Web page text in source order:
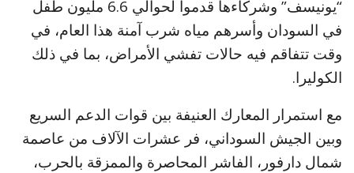
“يونيسف” وشركاءها قدموا لحوالي 6.6 مليون طفل
في السودان وأسرهم مياه شرب آمنة هذا العام، في
وقت تتفاقم فيه حالات تفشي الأمراض، بما في ذلك
الكوليرا.
مع استمرار المعارك العنيفة بين قوات الدعم السريع
وبين الجيش السوداني، فر عشرات الآلاف من عاصمة
شمال دارفور، الفاشر المحاصرة والممزقة بالحرب،